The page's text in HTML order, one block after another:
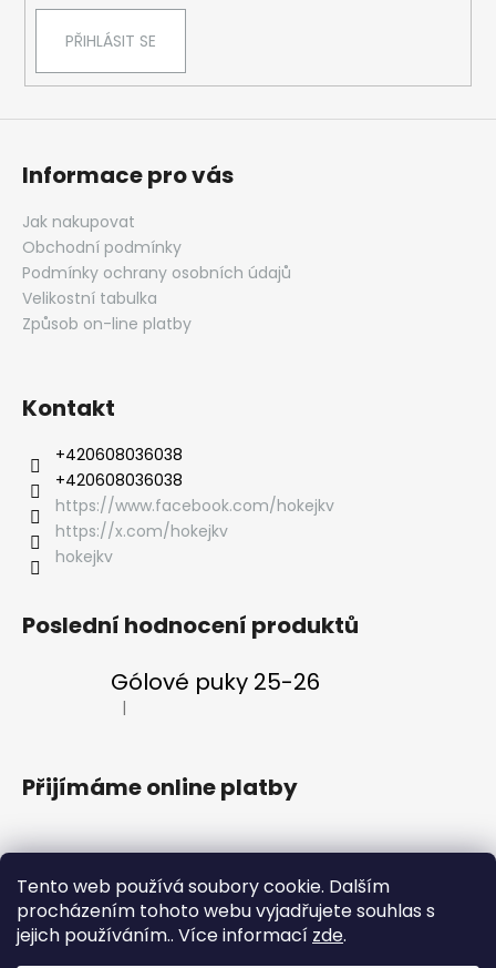
Tento web používá soubory cookie. Dalším
procházením tohoto webu vyjadřujete souhlas s
jejich používáním.. Více informací zde.
u
PŘIHLÁSIT SE
Informace pro vás
Jak nakupovat
Obchodní podmínky
Podmínky ochrany osobních údajů
Velikostní tabulka
Způsob on-line platby
Kontakt
‭+420608036038
‭+420608036038
https://www.facebook.com/hokejkv
https://x.com/hokejkv
hokejkv
Poslední hodnocení produktů
Gólové puky 25-26
Hodnocení produktu je 5 z 5 hvězdiček.
|
Přijímáme online platby
Klubový web Vstupenky Fanklub Aplikace ENERGIE